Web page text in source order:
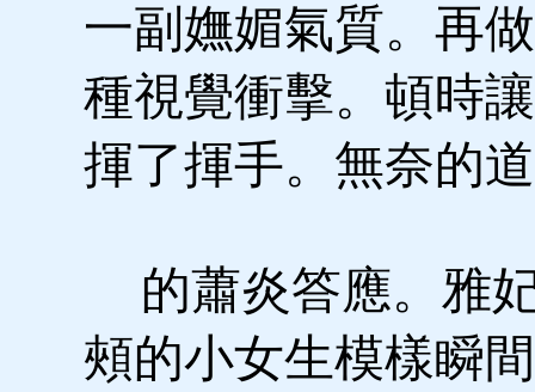
一副嫵媚氣質。再
種視覺衝擊。頓時
揮了揮手。無奈的
的蕭炎答應。雅
頰的小女生模樣瞬